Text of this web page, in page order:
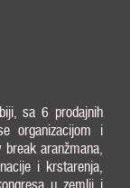
sa 6 prodajnih
organizacijom i
aranžmana,
i krstarenja,